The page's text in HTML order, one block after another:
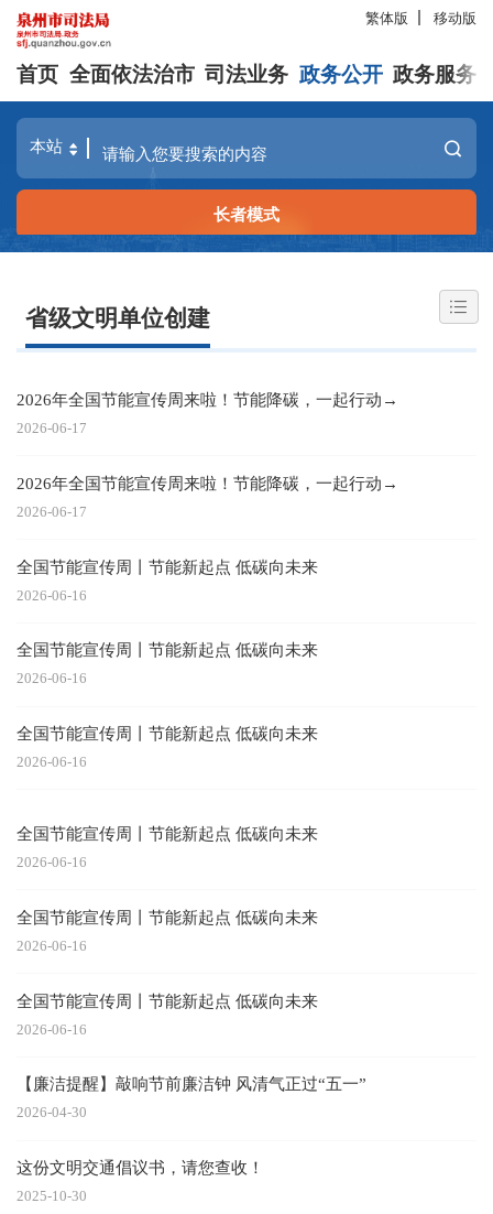
繁体版 移动版
首页 全面依法治市 司法业务 政务公开 政务服务
长者模式
省级文明单位创建
2026年全国节能宣传周来啦！节能降碳，一起行动→
2026-06-17
2026年全国节能宣传周来啦！节能降碳，一起行动→
2026-06-17
全国节能宣传周丨节能新起点 低碳向未来
2026-06-16
全国节能宣传周丨节能新起点 低碳向未来
2026-06-16
全国节能宣传周丨节能新起点 低碳向未来
2026-06-16
全国节能宣传周丨节能新起点 低碳向未来
2026-06-16
全国节能宣传周丨节能新起点 低碳向未来
2026-06-16
全国节能宣传周丨节能新起点 低碳向未来
2026-06-16
【廉洁提醒】敲响节前廉洁钟 风清气正过“五一”
2026-04-30
这份文明交通倡议书，请您查收！
2025-10-30